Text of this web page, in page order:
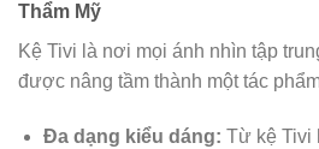
Thẩm Mỹ
Kệ Tivi là nơi mọi ánh nhìn tập
được nâng tầm thành một tác
Đa dạng kiểu dáng: Từ kệ Tivi